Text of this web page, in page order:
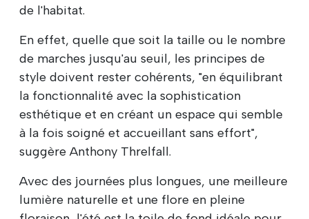
de l'habitat.
En effet, quelle que soit la taille ou le nombre
de marches jusqu'au seuil, les principes de
style doivent rester cohérents, "en équilibrant
la fonctionnalité avec la sophistication
esthétique et en créant un espace qui semble
à la fois soigné et accueillant sans effort",
suggère Anthony Threlfall.
Avec des journées plus longues, une meilleure
lumière naturelle et une flore en pleine